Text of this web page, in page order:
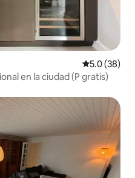
Calificación
5.0 (38)
en la ciudad (P gratis)